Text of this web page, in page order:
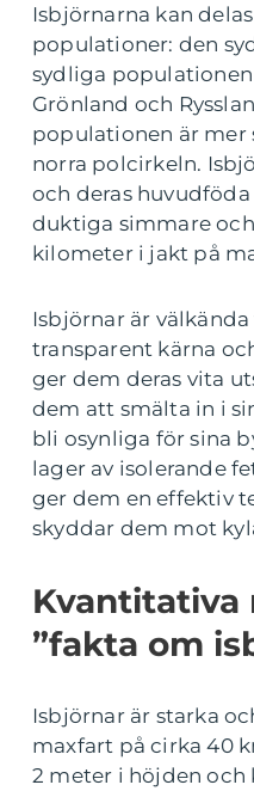
Isbjörnarna kan
populationer: den
sydliga populationen
Grönland och
populationen är mer
norra polcirkeln.
och deras huvudföda
duktiga simmare
kilometer i jakt på
Isbjörnar är
transparent kärna
ger dem deras vita
dem att smälta in i
bli osynliga för sina
lager av isolerande
ger dem en effektiv
skyddar dem mot
Kvantitativa
”fakta om
Isbjörnar är starka
maxfart på cirka 40
2 meter i höjden och